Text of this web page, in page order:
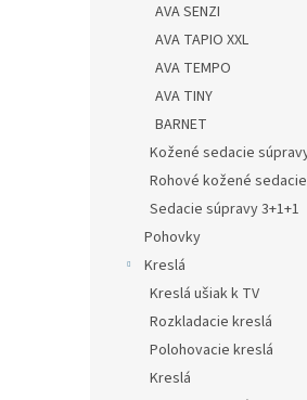
AVA SENZI
AVA TAPIO XXL
AVA TEMPO
AVA TINY
BARNET
Kožené sedacie
Rohové kožené
Sedacie súpravy 3+1+1
Pohovky
Kreslá
Kreslá ušiak k TV
Rozkladacie kreslá
Polohovacie kreslá
Kreslá